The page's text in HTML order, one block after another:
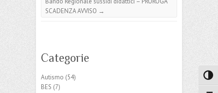
SCADENZA AVVISO →
Categorie
Autismo (54)
BES (7)